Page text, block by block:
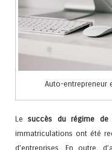
Auto-entrepreneur
Lesuccès du régime de
immatriculations ont été
d’entreprises. En outre,